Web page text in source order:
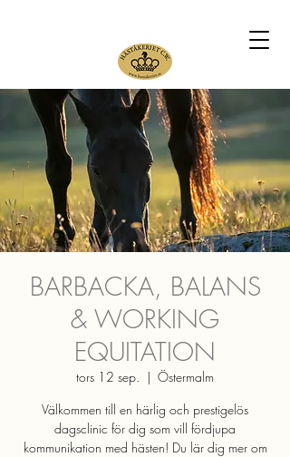
BARBACKA, BALANS
& WORKING
EQUITATION
tors 12 sep.
  |
Östermalm
Välkommen till en härlig och prestigelös
dagsclinic för dig som vill fördjupa
kommunikation med hästen! Du lär dig mer om